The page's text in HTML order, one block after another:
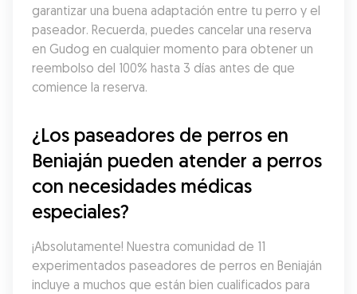
garantizar una buena adaptación entre tu perro y el
paseador. Recuerda, puedes cancelar una reserva
en Gudog en cualquier momento para obtener un
reembolso del 100% hasta 3 días antes de que
comience la reserva.
¿Los paseadores de perros en
Beniaján pueden atender a perros
con necesidades médicas
especiales?
¡Absolutamente! Nuestra comunidad de 11
experimentados paseadores de perros en Beniaján
incluye a muchos que están bien cualificados para